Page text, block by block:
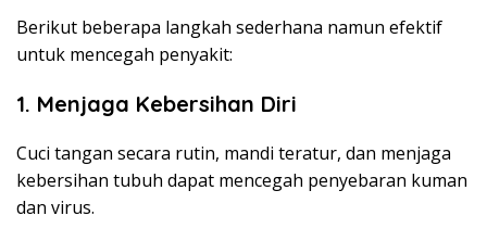
Berikut beberapa langkah sederhana namun efektif
untuk mencegah penyakit:
1. Menjaga Kebersihan Diri
Cuci tangan secara rutin, mandi teratur, dan menjaga
kebersihan tubuh dapat mencegah penyebaran kuman
dan virus.